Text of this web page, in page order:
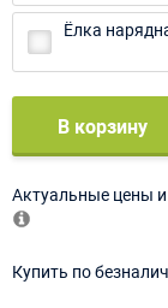
Ёлка
В корзину
Актуальные цены
Купить по